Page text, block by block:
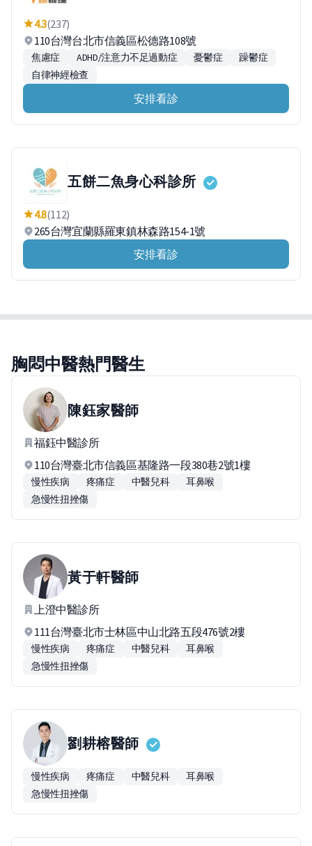
4.3(237)
110台灣台北市信義區松德路108號
焦慮症 ADHD/注意力不足過動症 憂鬱症
躁鬱症
自律神經檢查
安排看診
五餅二魚身心科診所
4.8(112)
265台灣宜蘭縣羅東鎮林森路154-1號
安排看診
胸悶中醫熱門醫生
陳鈺家醫師
福鈺中醫診所
110台灣臺北市信義區基隆路一段380巷2號1樓
慢性疾病 疼痛症 中醫兒科
耳鼻喉
急慢性扭挫傷
黃于軒醫師
上澄中醫診所
111台灣臺北市士林區中山北路五段476號2樓
慢性疾病 疼痛症 中醫兒科
耳鼻喉
急慢性扭挫傷
劉耕榕醫師
慢性疾病 疼痛症 中醫兒科
耳鼻喉
急慢性扭挫傷